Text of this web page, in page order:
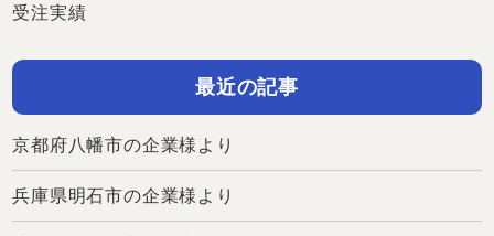
受注実績
最近の記事
京都府八幡市の企業様より
兵庫県明石市の企業様より